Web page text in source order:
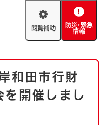
閲
助
防
緊
情
報
救急・消防
AED設置箇所
和田市行財
を開催しまし